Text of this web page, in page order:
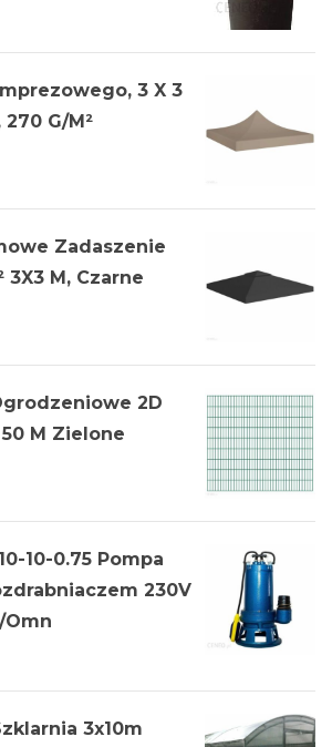
3 X 3
G/M²
Zadaszenie
3X3 M, Czarne
2D
M Zielone
10-0.75 Pompa
230V
Omn
3х10m